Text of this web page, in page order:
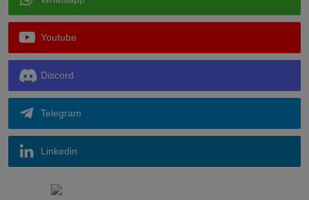
Youtube
Discord
Telegram
Linkedin